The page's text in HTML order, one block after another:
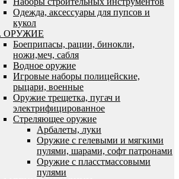
Одежда, аксессуары для пупсов и
кукол
ОРУЖИЕ
Боеприпасы, рации, бинокли,
ножи,меч, сабля
Водное оружие
Игровые наборы полицейские,
рыцари, военные
Оружие трещетка, пугач и
электрифицированное
Стреляющее оружие
Арбалеты, луки
Оружие с гелевыми и мягкими
пулями, шарами, софт патронами
Оружие с пласстмассовыми
пулями